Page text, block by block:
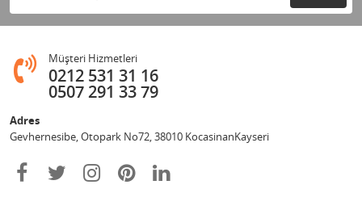
Müşteri Hizmetleri
0212 531 31 16
0507 291 33 79
Adres
Gevhernesibe, Otopark No72, 38010 KocasinanKayseri